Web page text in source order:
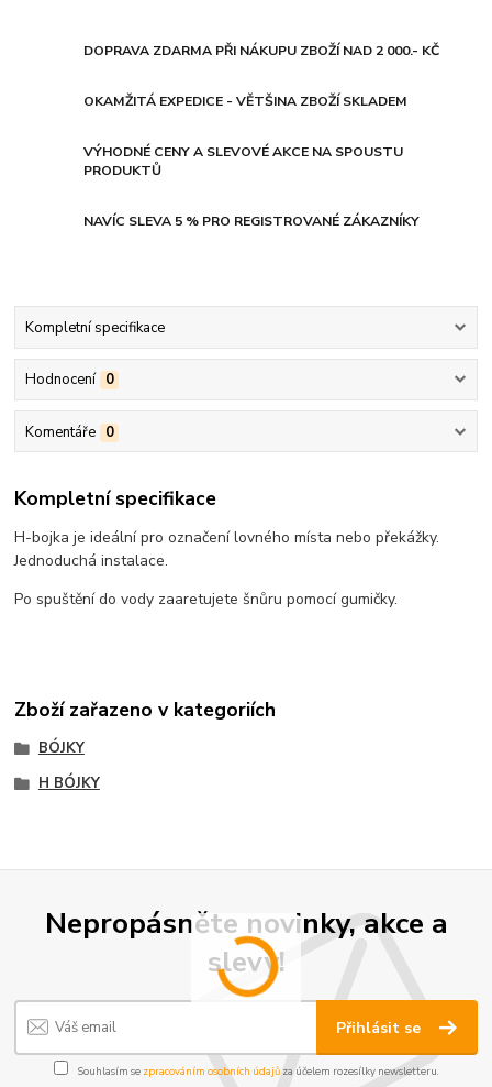
DOPRAVA ZDARMA PŘI NÁKUPU ZBOŽÍ NAD 2 000.- KČ
OKAMŽITÁ EXPEDICE - VĚTŠINA ZBOŽÍ SKLADEM
VÝHODNÉ CENY A SLEVOVÉ AKCE NA SPOUSTU
PRODUKTŮ
NAVÍC SLEVA 5 % PRO REGISTROVANÉ ZÁKAZNÍKY
Kompletní specifikace
Hodnocení 0
Komentáře 0
Kompletní specifikace
H-bojka je ideální pro označení lovného místa nebo překážky.
Jednoduchá instalace.
Po spuštění do vody zaaretujete šnůru pomocí gumičky.
Zboží zařazeno v kategoriích
BÓJKY
H BÓJKY
Nepropásněte novinky, akce a
slevy!
Přihlásit se
Souhlasím se zpracováním osobních údajůza účelem rozesílky newsletteru.